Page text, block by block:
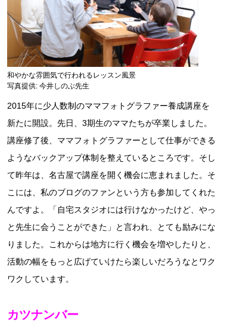
和やかな雰囲気で行われるレッスン風景
写真提供: 今井しのぶ先生
2015年に少人数制のママフォトグラファー養成講座を
新たに開設。先日、3期生のママたちが卒業しました。
講座修了後、ママフォトグラファーとして仕事ができる
ようなバックアップ体制を整えているところです。そし
て昨年は、名古屋で講座を開く機会に恵まれました。そ
こには、私のブログのファンという方も参加してくれた
んですよ。「自宅スタジオには行けなかったけど、やっ
と先生に会うことができた」と言われ、とても励みにな
りました。これからは地方に行く機会を増やしたりと、
活動の幅をもっと広げていけたら楽しいだろうなとワク
ワクしています。
カツナンバー